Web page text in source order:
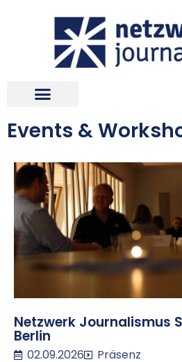
Events &
Netzwerk Journalismus
Berlin
02.09.2026 Präsenz